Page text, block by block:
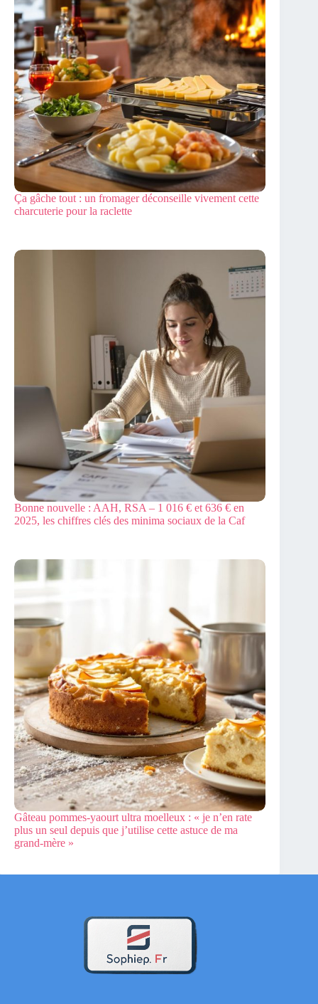
Ça gâche tout : un fromager déconseille vivement cette
charcuterie pour la raclette
Bonne nouvelle : AAH, RSA – 1 016 € et 636 € en
2025, les chiffres clés des minima sociaux de la Caf
Gâteau pommes-yaourt ultra moelleux : « je n’en rate
plus un seul depuis que j’utilise cette astuce de ma
grand-mère »